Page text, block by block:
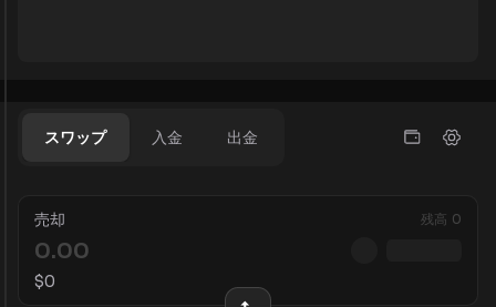
スワップ 入金 出金
売却 残高 0
$0